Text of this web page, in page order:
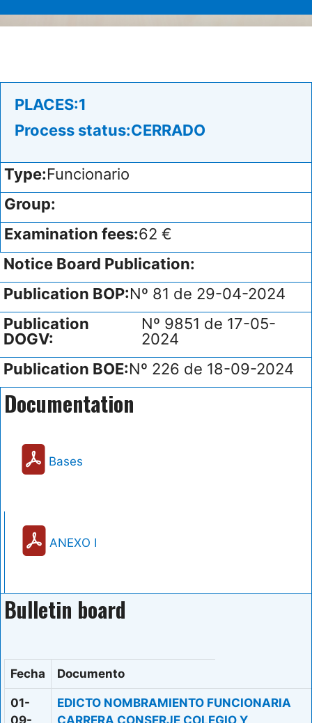
PLACES:1
Process status:CERRADO
Type:Funcionario
Group:
Examination fees:62 €
Notice Board Publication:
Publication BOP:Nº 81 de 29-04-2024
Publication
DOGV:
Nº 9851 de 17-05-
2024
Publication BOE:Nº 226 de 18-09-2024
Documentation
Bases
ANEXO I
Bulletin board
Fecha Documento
01-
09-
EDICTO NOMBRAMIENTO FUNCIONARIA
CARRERA CONSERJE COLEGIO Y